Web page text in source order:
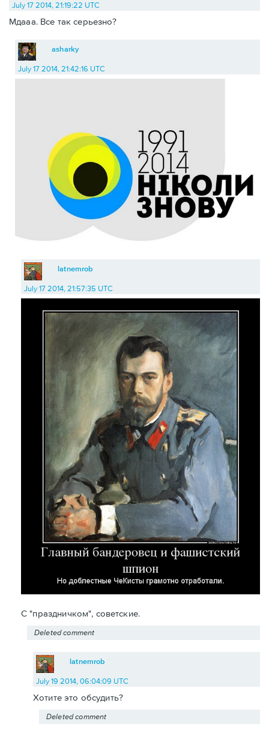
July 17 2014, 21:19:22 UTC
Мдааа. Все так серьезно?
asharky
July 17 2014, 21:42:16 UTC
latnemrob
July 17 2014, 21:57:35 UTC
С "праздничком", советские.
Deleted comment
latnemrob
July 19 2014, 06:04:09 UTC
Хотите это обсудить?
Deleted comment